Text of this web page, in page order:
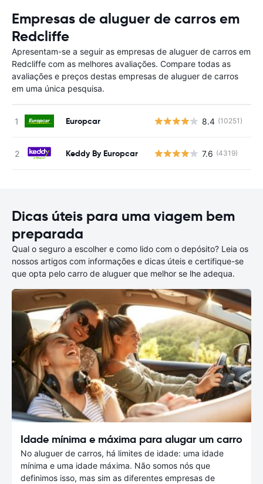
Empresas de aluguer de carros em
Redcliffe
Apresentam-se a seguir as empresas de aluguer de carros em
Redcliffe com as melhores avaliações. Compare todas as
avaliações e preços destas empresas de aluguer de carros
em uma única pesquisa.
Europcar 8.4 (10251)
Keddy By Europcar 7.6 (4319)
Dicas úteis para uma viagem bem
preparada
Qual o seguro a escolher e como lido com o depósito? Leia os
nossos artigos com informações e dicas úteis e certifique-se
que opta pelo carro de aluguer que melhor se lhe adequa.
Idade mínima e máxima para alugar um carro
No aluguer de carros, há limites de idade: uma idade
mínima e uma idade máxima. Não somos nós que
definimos isso, mas sim as diferentes empresas de